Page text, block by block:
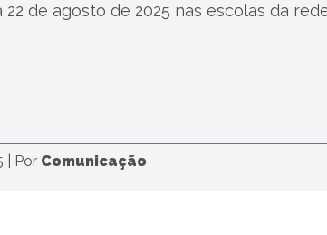
de agosto de 2025 nas escolas da
Por Comunicação